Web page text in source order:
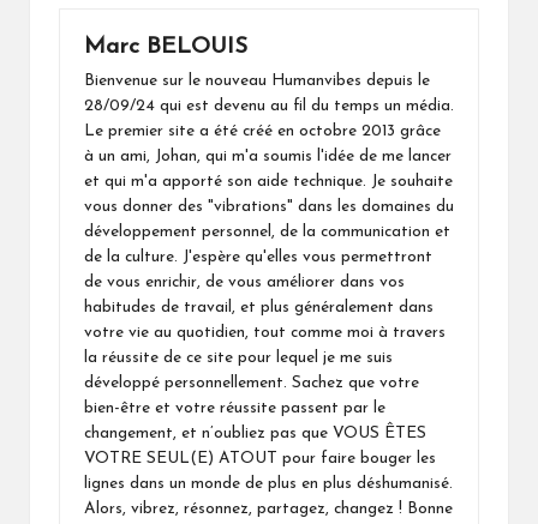
Marc BELOUIS
Bienvenue sur le nouveau Humanvibes depuis le
28/09/24 qui est devenu au fil du temps un média.
Le premier site a été créé en octobre 2013 grâce
à un ami, Johan, qui m'a soumis l'idée de me lancer
et qui m'a apporté son aide technique. Je souhaite
vous donner des "vibrations" dans les domaines du
développement personnel, de la communication et
de la culture. J'espère qu'elles vous permettront
de vous enrichir, de vous améliorer dans vos
habitudes de travail, et plus généralement dans
votre vie au quotidien, tout comme moi à travers
la réussite de ce site pour lequel je me suis
développé personnellement. Sachez que votre
bien-être et votre réussite passent par le
changement, et n’oubliez pas que VOUS ÊTES
VOTRE SEUL(E) ATOUT pour faire bouger les
lignes dans un monde de plus en plus déshumanisé.
Alors, vibrez, résonnez, partagez, changez ! Bonne